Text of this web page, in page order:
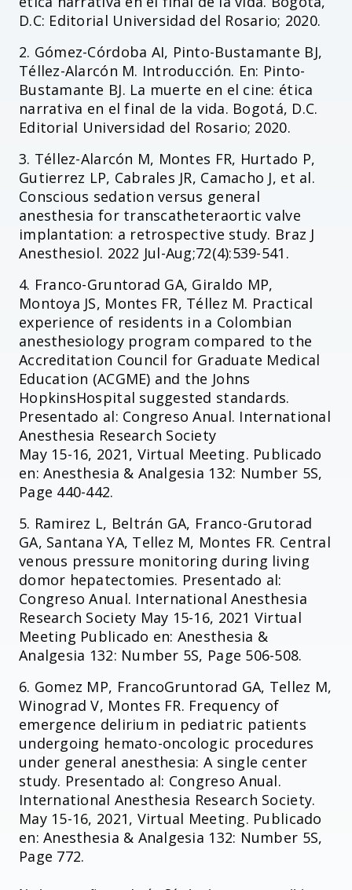
D.C: Editorial Universidad del Rosario; 2020.
2. Gómez-Córdoba AI, Pinto-Bustamante BJ,
Téllez-Alarcón M. Introducción. En: Pinto-
Bustamante BJ. La muerte en el cine: ética
narrativa en el final de la vida. Bogotá, D.C.
Editorial Universidad del Rosario; 2020.
3. Téllez-Alarcón M, Montes FR, Hurtado P,
Gutierrez LP, Cabrales JR, Camacho J, et al.
Conscious sedation versus general
anesthesia for transcatheteraortic valve
implantation: a retrospective study. Braz J
Anesthesiol. 2022 Jul-Aug;72(4):539-541.
4. Franco-Gruntorad GA, Giraldo MP,
Montoya JS, Montes FR, Téllez M. Practical
experience of residents in a Colombian
anesthesiology program compared to the
Accreditation Council for Graduate Medical
Education (ACGME) and the Johns
HopkinsHospital suggested standards.
Presentado al: Congreso Anual. International
Anesthesia Research Society
May 15-16, 2021, Virtual Meeting. Publicado
en: Anesthesia & Analgesia 132: Number 5S,
Page 440-442.
5. Ramirez L, Beltrán GA, Franco-Grutorad
GA, Santana YA, Tellez M, Montes FR. Central
venous pressure monitoring during living
domor hepatectomies. Presentado al:
Congreso Anual. International Anesthesia
Research Society May 15-16, 2021 Virtual
Meeting Publicado en: Anesthesia &
Analgesia 132: Number 5S, Page 506-508.
6. Gomez MP, FrancoGruntorad GA, Tellez M,
Winograd V, Montes FR. Frequency of
emergence delirium in pediatric patients
undergoing hemato-oncologic procedures
under general anesthesia: A single center
study. Presentado al: Congreso Anual.
International Anesthesia Research Society.
May 15-16, 2021, Virtual Meeting. Publicado
en: Anesthesia & Analgesia 132: Number 5S,
Page 772.